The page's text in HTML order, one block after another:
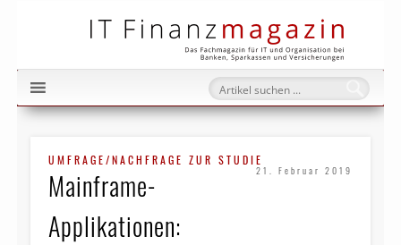
UMFRAGE/NACHFRAGE ZUR STUDIE
21. Februar 2019
Mainframe-
Applikationen: